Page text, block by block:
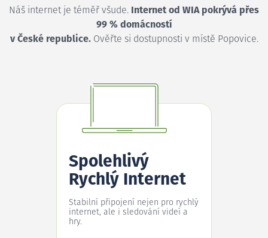
Náš internet je téměř všude. Internet od WIA pokrývá přes
99 % domácností
v České republice.Ověřte si dostupnosti v místě Popovice.
Spolehlivý
Rychlý Internet
Stabilní připojení nejen pro rychlý
internet, ale i sledování videí a
hry.